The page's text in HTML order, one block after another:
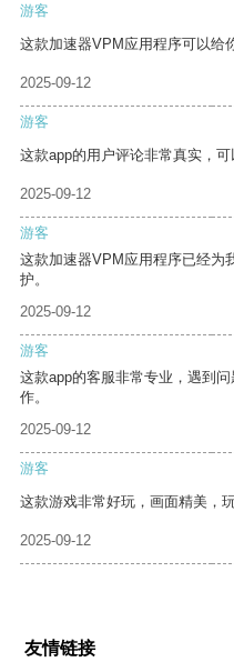
游客
这款加速器VPM应用程序可以给
2025-09-12
游客
这款app的用户评论非常真实，可
2025-09-12
游客
这款加速器VPM应用程序已经为
护。
2025-09-12
游客
这款app的客服非常专业，遇到
作。
2025-09-12
游客
这款游戏非常好玩，画面精美，玩
2025-09-12
友情链接